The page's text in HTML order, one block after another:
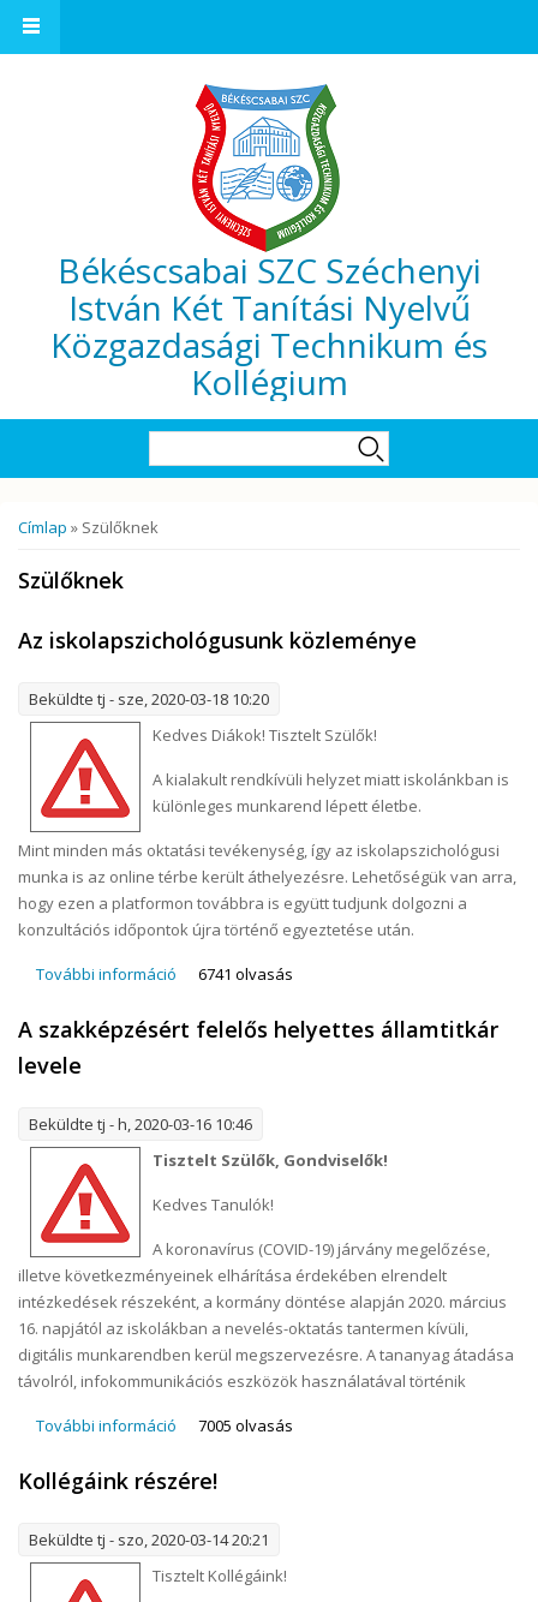
Békéscsabai SZC Széchenyi
István Két Tanítási Nyelvű
Közgazdasági Technikum és
Kollégium
Jelenlegi hely
Címlap » Szülőknek
Szülőknek
Az iskolapszichológusunk közleménye
Beküldte tj - sze, 2020-03-18 10:20
Kedves Diákok! Tisztelt Szülők!
A kialakult rendkívüli helyzet miatt iskolánkban is
különleges munkarend lépett életbe.
Mint minden más oktatási tevékenység, így az iskolapszichológusi
munka is az online térbe került áthelyezésre. Lehetőségük van arra,
hogy ezen a platformon továbbra is együtt tudjunk dolgozni a
konzultációs időpontok újra történő egyeztetése után.
További információ Az iskolapszichológusunk közleménye
6741 olvasás
A szakképzésért felelős helyettes államtitkár
levele
Beküldte tj - h, 2020-03-16 10:46
Tisztelt Szülők, Gondviselők!
Kedves Tanulók!
A koronavírus (COVID-19) járvány megelőzése,
illetve következményeinek elhárítása érdekében elrendelt
intézkedések részeként, a kormány döntése alapján 2020. március
16. napjától az iskolákban a nevelés-oktatás tantermen kívüli,
digitális munkarendben kerül megszervezésre. A tananyag átadása
távolról, infokommunikációs eszközök használatával történik
További információ A szakképzésért felelős helyettes államtitkár
7005 olvasás
Kollégáink részére!
Beküldte tj - szo, 2020-03-14 20:21
Tisztelt Kollégáink!